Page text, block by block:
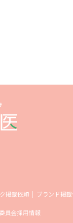
掲載依頼 ブランド掲
員会採用情報